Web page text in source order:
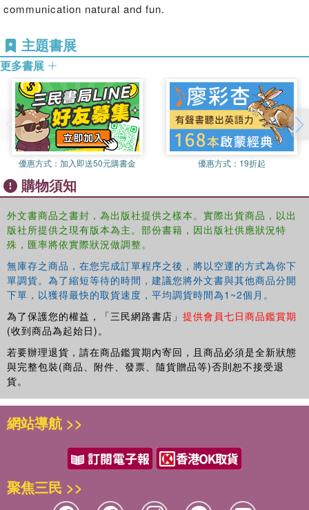
communication natural and fun.
主題書展
更多書展
優惠方式： 加入即送50元購書金 優惠方式： 19折起
購物須知
外文書商品之書封，為出版社提供之樣本。實際出貨商品，以出
版社所提供之現有版本為主。部份書籍，因出版社供應狀況特
殊，匯率將依實際狀況做調整。
無庫存之商品，在您完成訂單程序之後，將以空運的方式為你下
單調貨。為了縮短等待的時間，建議您將外文書與其他商品分開
下單，以獲得最快的取貨速度，平均調貨時間為1~2個月。
為了保護您的權益，「三民網路書店」 提供會員七日商品鑑賞期
(收到商品為起始日)。
若要辦理退貨，請在商品鑑賞期內寄回，且商品必須是全新狀態
與完整包裝(商品、附件、發票、隨貨贈品等)否則恕不接受退
貨。
網站導航 >>
聚焦三民 >>